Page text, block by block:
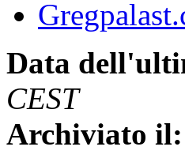
Data
CEST
Archiviato il: